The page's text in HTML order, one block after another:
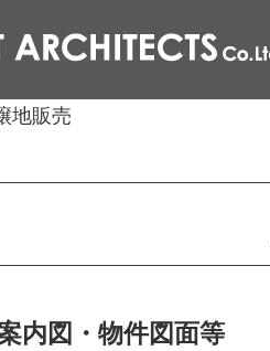
地販売
内図・物件図面等